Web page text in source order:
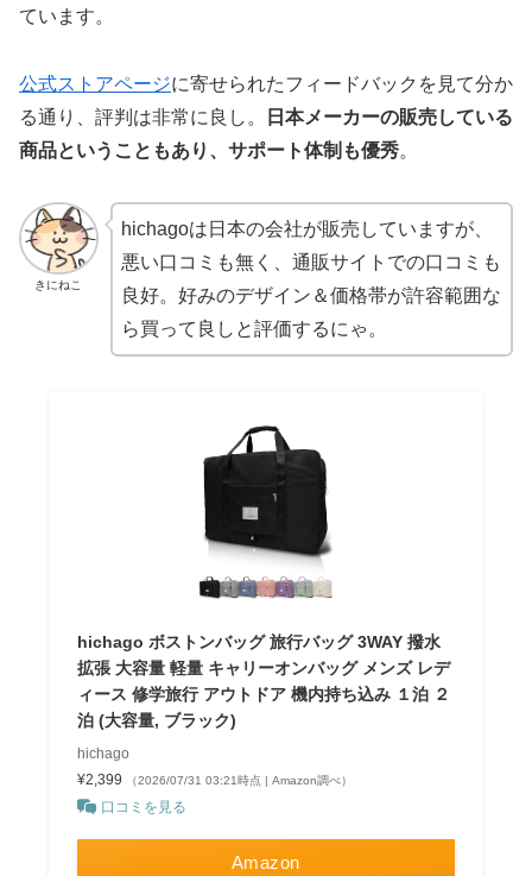
ています。
公式ストアページに寄せられたフィードバックを見て分か
る通り、評判は非常に良し。
日本メーカーの販売している
商品ということもあり、サポート体制も優秀。
きにねこ
hichagoは日本の会社が販売していますが、
悪い口コミも無く、通販サイトでの口コミも
良好。好みのデザイン＆価格帯が許容範囲な
ら買って良しと評価するにゃ。
hichago ボストンバッグ 旅行バッグ 3WAY 撥水
拡張 大容量 軽量 キャリーオンバッグ メンズ レデ
ィース 修学旅行 アウトドア 機内持ち込み １泊 ２
泊 (大容量, ブラック)
hichago
¥2,399
（2026/07/31 03:21時点 | Amazon調べ）
口コミを見る
Amazon